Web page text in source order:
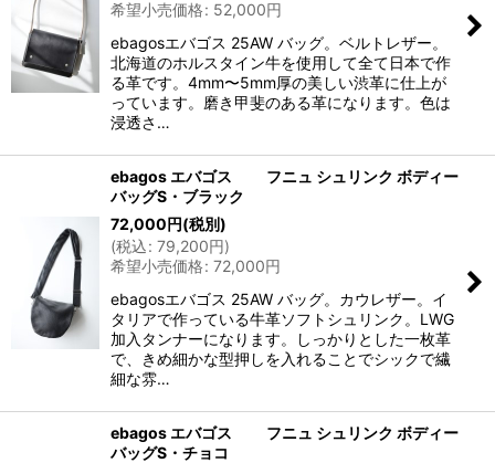
希望小売価格: 52,000円
ebagosエバゴス 25AW バッグ。ベルトレザー。
北海道のホルスタイン牛を使用して全て日本で作
る革です。4mm〜5mm厚の美しい渋革に仕上が
っています。磨き甲斐のある革になります。色は
浸透さ…
ebagos エバゴス フニュ シュリンク ボディー
バッグS・ブラック
72,000円(税別)
(税込: 79,200円)
希望小売価格: 72,000円
ebagosエバゴス 25AW バッグ。カウレザー。イ
タリアで作っている牛革ソフトシュリンク。LWG
加入タンナーになります。しっかりとした一枚革
で、きめ細かな型押しを入れることでシックで繊
細な雰…
ebagos エバゴス フニュ シュリンク ボディー
バッグS・チョコ